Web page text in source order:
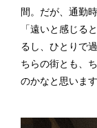
間。だが、通勤
「遠いと感じる
るし、ひとりで
ちらの街とも、
のかなと思います